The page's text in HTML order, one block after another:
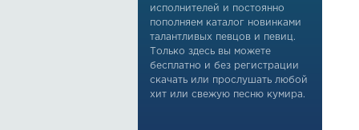
исполнителей и постоянно
пополняем каталог новинками
талантливых певцов и певиц.
Только здесь вы можете
бесплатно и без регистрации
скачать или прослушать любой
хит или свежую песню кумира.